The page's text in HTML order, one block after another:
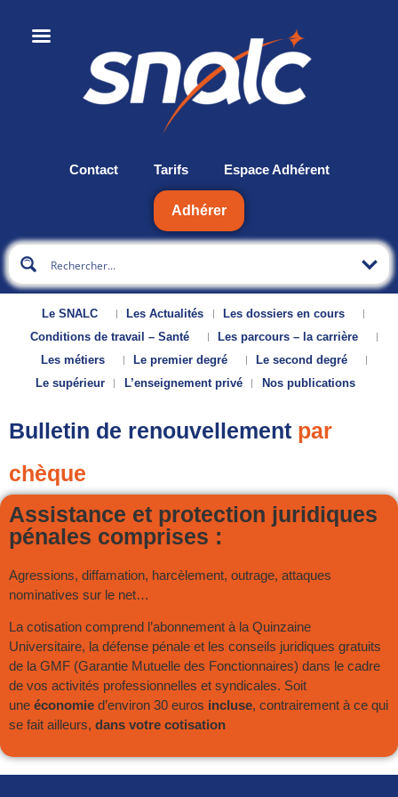
Contact Tarifs Espace Adhérent
Adhérer
Le SNALC Les Actualités
Les dossiers en cours
Conditions de travail – Santé
Les parcours – la carrière
Les métiers
Le premier degré
Le second degré
Le supérieur
L’enseignement privé Nos publications
Bulletin de renouvellement par
chèque
Assistance et protection juridiques
pénales comprises :
Agressions, diffamation, harcèlement, outrage, attaques
nominatives sur le net…
La cotisation comprend l’abonnement à la Quinzaine
Universitaire, la défense pénale et les conseils juridiques gratuits
de la GMF (Garantie Mutuelle des Fonctionnaires) dans le cadre
de vos activités professionnelles et syndicales. Soit
une économie d’environ 30 euros incluse, contrairement à ce qui
se fait ailleurs, dans votre cotisation